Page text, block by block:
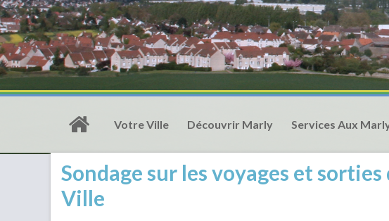
Votre Ville Découvrir Marly Services Aux
Sondage sur les voyages et
Ville